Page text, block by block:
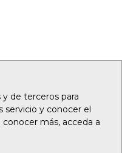
de terceros para
servicio y conocer el
más, acceda a